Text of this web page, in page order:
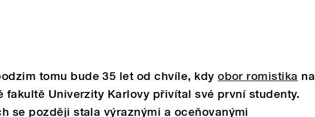
tomu bude 35 let od chvíle, kdyobor romistika na
fakultě Univerzity Karlovy přivítal své první studenty.
se později stala výraznými a oceňovanými